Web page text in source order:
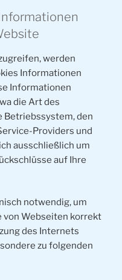
werden
Informationen
Informationen
die Art des
Betriebssystem, den
Providers und
ausschließlich um
auf Ihre
notwendig, um
von Webseiten korrekt
des Internets
zu folgenden